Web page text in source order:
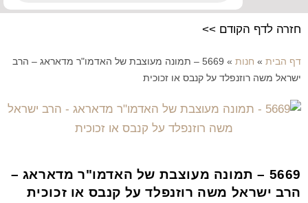
חזרה לדף הקודם >>
דף הבית » חנות »
5669 – תמונה מעוצבת של האדמו"ר מדאראג – הרב
ישראל משה רוזנפלד על קנבס או זכוכית
5669 – תמונה מעוצבת של האדמו"ר מדאראג –
הרב ישראל משה רוזנפלד על קנבס או זכוכית